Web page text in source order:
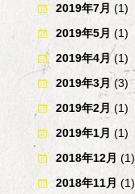
2019年7月 (1)
2019年5月 (1)
2019年4月(1)
2019年3月(3)
2019年2月 (1)
2019年1月 (1)
2018年12月 (1)
2018年11月 (1)